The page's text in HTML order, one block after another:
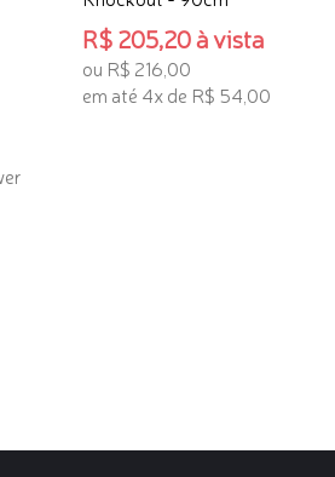
R$ 205,20 à vista
ou R$ 216,00
em até 4x de R$ 54,00